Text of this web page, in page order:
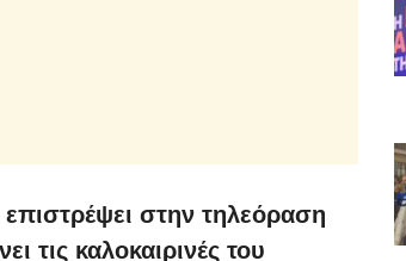
στην τηλεόραση
τις καλοκαιρινές του